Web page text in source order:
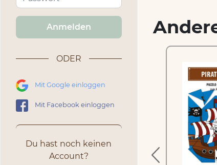
Anmelden
ODER
Mit Google einloggen
Mit Facebook einloggen
Du hast noch keinen
Account?
Mosaikpuzzle zum
Basteln
1.99 € inkl. MwSt.